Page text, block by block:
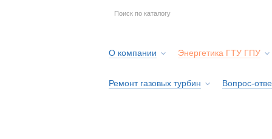
О компании Энергетика ГТУ ГПУ
Ремонт газовых турбин Вопрос-